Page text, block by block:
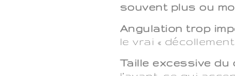
souvent plus ou
Angulation trop
le vrai « décollement
Taille excessive du